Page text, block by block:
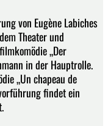
von Eugène Labiches
Theater und
„Der
in der Hauptrolle.
„Un chapeau de
findet ein